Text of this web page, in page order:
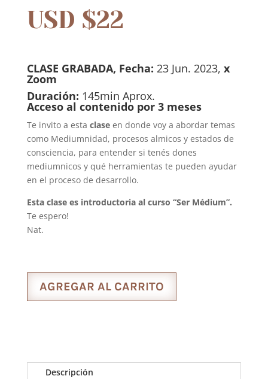
4.13
sobre 5
basado
USD $22
CLASE GRABADA, Fecha: 23 Jun. 2023, x
Zoom
Duración: 145min Aprox.
Acceso al contenido por 3 meses
Te invito a esta claseen donde voy a abordar temas
como Mediumnidad, procesos almicos y estados de
consciencia, para entender si tenés dones
mediumnicos y qué herramientas te pueden ayudar
en el proceso de desarrollo.
Esta clase es introductoria al curso “Ser Médium”.
Te espero!
Nat.
AGREGAR AL CARRITO
Descripción